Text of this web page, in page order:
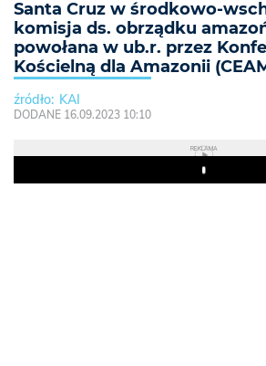
Santa Cruz w środkowo-
komisja ds. obrządku
powołana w ub.r. przez
Kościelną dla Amazonii
KAI
DODANE 16.09.2023 10:10
REKLAMA
Play